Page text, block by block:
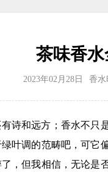
茶味香
2023年02月28日 香水
诗和远方；香水不只
叶调的范畴吧，可它
，但我相信，无论是